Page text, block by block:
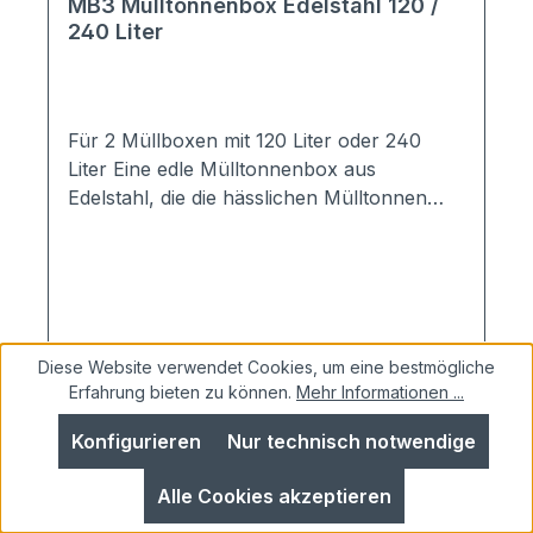
MB3 Mülltonnenbox Edelstahl 120 /
240 Liter
Für 2 Müllboxen mit 120 Liter oder 240
Liter Eine edle Mülltonnenbox aus
Edelstahl, die die hässlichen Mülltonnen
....Material: komplett aus hochwertigem V2A
Edelstahlmit Rundrohrpfostenin
Deutschland gefertigt Maße:120 Liter:2er
Haus: 165x118x86 cm (BHT)
Ausstattung:Serienmäßig mit Flachdach und
Knebelgriffoptional wählbar: Pflanzdach mit
Regulärer Preis:
Ab 2.099,00 €
Details
Diese Website verwendet Cookies, um eine bestmögliche
Erfahrung bieten zu können. Mehr Informationen ...
Nur technisch notwendige
Konfigurieren
Alle Cookies akzeptieren